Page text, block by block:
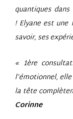
quantiques
! Elyane est une
savoir, ses
« 1ère
l’émotionnel,
la tête
Corinne